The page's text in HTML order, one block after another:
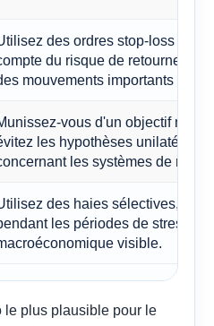
des ordres stop-loss et
du risque de
mouvements importants du
vous d'un objectif
les hypothèses unilatérales
les systèmes de
des haies sélectives,
les périodes de stress
visible.
plus plausible pour le